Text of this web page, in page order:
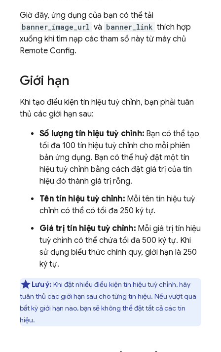
Giờ đây, ứng dụng của bạn có thể tải
banner_image_url và banner_link thích hợp
xuống khi tìm nạp các tham số này từ máy chủ
Remote Config.
Giới hạn
Khi tạo điều kiện tín hiệu tuỳ chỉnh, bạn phải tuân
thủ các giới hạn sau:
Số lượng tín hiệu tuỳ chỉnh: Bạn có thể tạo
tối đa 100 tín hiệu tuỳ chỉnh cho mỗi phiên
bản ứng dụng. Bạn có thể huỷ đặt một tín
hiệu tuỳ chỉnh bằng cách đặt giá trị của tín
hiệu đó thành giá trị rỗng.
Tên tín hiệu tuỳ chỉnh:Mỗi tên tín hiệu tuỳ
chỉnh có thể có tối đa 250 ký tự.
Giá trị tín hiệu tuỳ chỉnh:Mỗi giá trị tín hiệu
tuỳ chỉnh có thể chứa tối đa 500 ký tự. Khi
sử dụng biểu thức chính quy, giới hạn là 250
ký tự.
Lưu ý: Khi đặt nhiều điều kiện tín hiệu tuỳ chỉnh, hãy
tuân thủ các giới hạn sau cho từng tín hiệu. Nếu vượt quá
bất kỳ giới hạn nào, bạn sẽ không thể đặt tất cả các tín
hiệu.